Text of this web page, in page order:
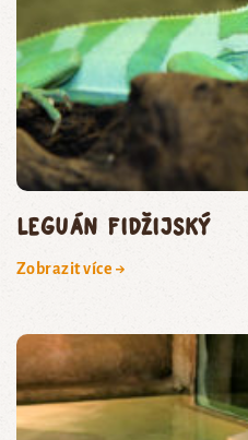
leguán fidžijský
Zobrazit více →